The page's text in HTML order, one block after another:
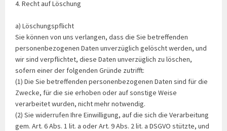
4. Recht auf Löschung
a) Löschungspflicht
Sie können von uns verlangen, dass die Sie betreffenden
personenbezogenen Daten unverzüglich gelöscht werden, und
wir sind verpflichtet, diese Daten unverzüglich zu löschen,
sofern einer der folgenden Gründe zutrifft:
(1) Die Sie betreffenden personenbezogenen Daten sind für die
Zwecke, für die sie erhoben oder auf sonstige Weise
verarbeitet wurden, nicht mehr notwendig.
(2) Sie widerrufen Ihre Einwilligung, auf die sich die Verarbeitung
gem. Art. 6 Abs. 1 lit. a oder Art. 9 Abs. 2 lit. a DSGVO stützte, und